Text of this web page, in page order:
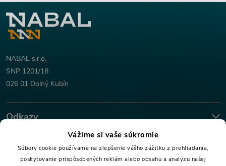
Vážime si vaše súkromie
Súbory cookie používame na zlepšenie vášho zážitku z prehliadania,
poskytovanie prispôsobených reklám alebo obsahu a analýzu našej
r
v
k
y
ý
Z
á
p
ä
t
NABAL s.r.o.
SNP 1201/18
026 01 Dolný Kubín
Odkazy
Dokumenty